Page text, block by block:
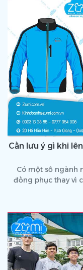
Cần lưu ý gì khi
Có một số ngành
đồng phục thay vì
như các loại đồng
thành hình, doanh
Vậy khi lên ý tưởng